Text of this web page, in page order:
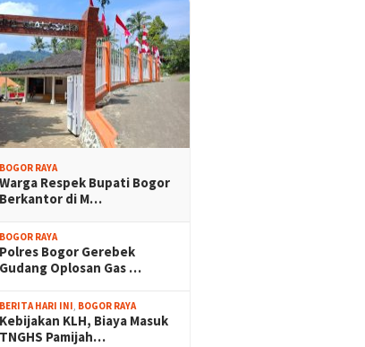
BOGOR RAYA
Warga Respek Bupati Bogor
Berkantor di M…
BOGOR RAYA
Polres Bogor Gerebek
Gudang Oplosan Gas …
BERITA HARI INI, BOGOR RAYA
Kebijakan KLH, Biaya Masuk
TNGHS Pamijah…